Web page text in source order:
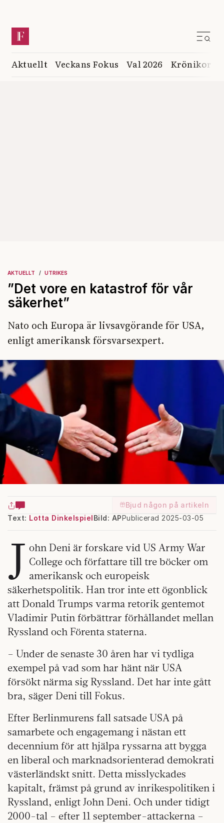
Aktuellt Veckans Fokus Val 2026 Krönikor
AKTUELLT UTRIKES
”Det vore en katastrof för vår
säkerhet”
Nato och Europa är livsavgörande för USA,
enligt amerikansk försvarsexpert.
Bjud någon på artikeln
Text: Lotta Dinkelspiel Publicerad 2025-03-05
Bild: AP
J ohn Deni är forskare vid US Army War
College och författare till tre böcker om
amerikansk och europeisk
säkerhetspolitik. Han tror inte ett ögonblick
att Donald Trumps varma retorik gentemot
Vladimir Putin förbättrar förhållandet mellan
Ryssland och Förenta staterna.
– Under de senaste 30 åren har vi tydliga
exempel på vad som har hänt när USA
försökt närma sig Ryssland. Det har inte gått
bra, säger Deni till Fokus.
Efter Berlinmurens fall satsade USA på
samarbete och engagemang i nästan ett
decennium för att hjälpa ryssarna att bygga
en liberal och marknadsorienterad demokrati
västerländskt snitt. Detta misslyckades
kapitalt, främst på grund av inrikespolitiken i
Ryssland, enligt John Deni. Och under tidigt
2000-tal – efter 11 september-attackerna –